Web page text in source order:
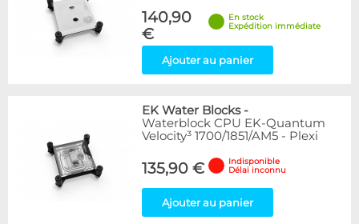
140,90
€
En stock
Expédition immédiate
Ajouter au panier
EK Water Blocks-
Waterblock CPU EK-Quantum
Velocity³ 1700/1851/AM5 - Plexi
135,90 €
Indisponible
Délai inconnu
Ajouter au panier